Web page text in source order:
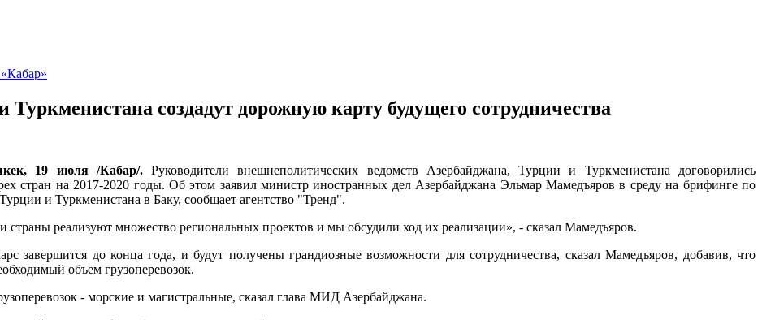
создадут дорожную карту будущего сотрудничества
19 июля /Кабар/.Руководители внешнеполитических ведомств Азербайджана, Турции и Туркменистана договорились
стран на 2017-2020 годы. Об этом заявил министр иностранных дел Азербайджана Эльмар Мамедъяров в среду на брифинге по
и Туркменистана в Баку, сообщает агентство "Тренд".
реализуют множество региональных проектов и мы обсудили ход их реализации», - сказал Мамедъяров.
завершится до конца года, и будут получены грандиозные возможности для сотрудничества, сказал Мамедъяров, добавив, что
объем грузоперевозок.
- морские и магистральные, сказал глава МИД Азербайджана.